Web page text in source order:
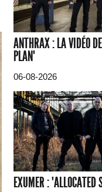
ANTHRAX : LA VIDÉO
PLAN"
06-08-2026
EXUMER : "ALLOCATED